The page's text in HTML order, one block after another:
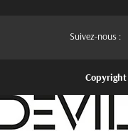
Suivez-nous :